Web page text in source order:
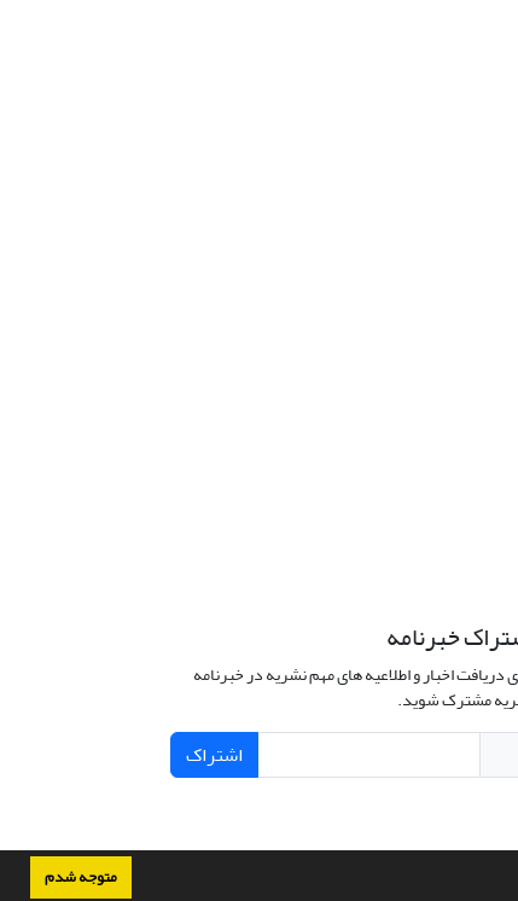
متوجه شدم
خبرنامه
دریافت اخبار و اطلاعیه های مهم نشریه در خبرنامه
مشترک شوید.
اشتراک